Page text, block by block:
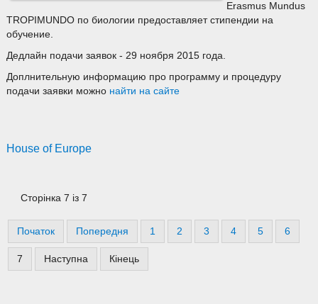
Erasmus Mundus
TROPIMUNDO по биологии предоставляет стипендии на
обучение.
Дедлайн подачи заявок - 29 ноября 2015 года.
Доплнительную информацию про программу и процедуру
подачи заявки можно найти на сайте
House of Europe
Сторінка 7 із 7
Початок Попередня 1 2 3 4 5 6
7 Наступна Кінець